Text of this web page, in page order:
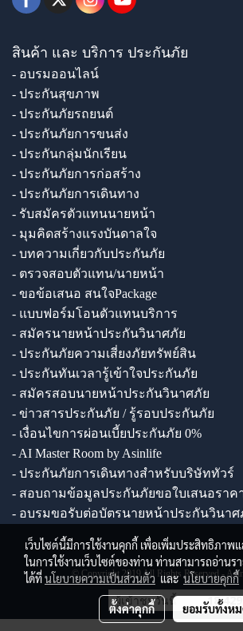
สินค้า และ บริการ ประกันภัย
- อบรมออนไลน์
- ประกันสุขภาพ
- ประกันภัยรถยนต์
- ประกันภัยการขนส่ง
- ประกันกลุ่มนักเรียน
- ประกันภัยการก่อสร้าง
- ประกันภัยการเดินทาง
- รับสมัครตัวแทนนายหน้า
- มุมคิดสร้างแรงบันดาลใจ
- บทความเกี่ยวกับประกันภัย
- ตรวจสอบตัวแทน/นายหน้า
- ขอข้อเสนอ สนใจPackage
- แบบฟอร์มโอนตัวแทนบริการ
- สมัครนายหน้าประกันวินาศภัย
- ประกันภัยความเสี่ยงภัยทรัพย์สิน
- ประกันทันเวลารู้เข้าใจประกันภัย
- สมัครสอบนายหน้าประกันวินาศภัย
- ข่าวสารประกันภัย / รู้รอบประกันภัย
- เงื่อนไขการผ่อนเบี้ยประกันภัย 0%
- AI Master Room by Asinlife
- ประกันภัยการเดินทางสำหรับบริษัททัวร์
- สอบถามข้อมูลประกันภัยขอใบเสนอราค
- อบรมขอรับต่อบัตรนายหน้าประกันวินาศ
© Copyright 2019 All Rights Reserved -
ผู้เข้าชมวันนี้ 18,429
เว็บไซต์นี้มีการใช้งานคุกกี้ เพื่อเพิ่มประสิทธิภา
ในการใช้งานเว็บไซต์ของท่าน ท่านสามารถอ่านร
ได้ที่นโยบายความเป็นส่วนตัว และนโยบายคุกกี้
ตั้งค่าคุกกี้ ยอมรับทั้งห